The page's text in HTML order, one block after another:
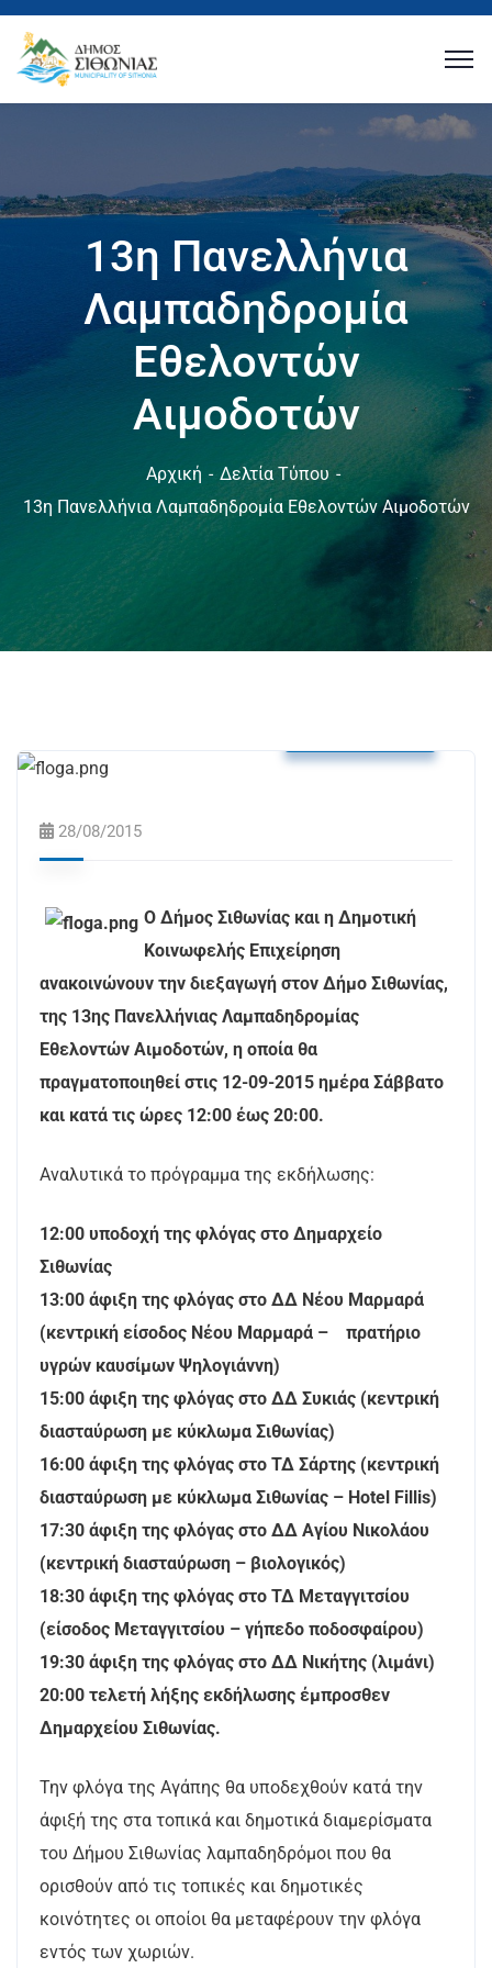
13η Πανελλήνια
Λαμπαδηδρομία
Εθελοντών
Αιμοδοτών
Αρχική
Δελτία Τύπου
13η Πανελλήνια Λαμπαδηδρομία Εθελοντών Αιμοδοτών
28/08/2015
Ο Δήμος Σιθωνίας και η Δημοτική
Κοινωφελής Επιχείρηση
ανακοινώνουν την διεξαγωγή στον Δήμο Σιθωνίας,
της 13ης Πανελλήνιας Λαμπαδηδρομίας
Εθελοντών Αιμοδοτών, η οποία θα
πραγματοποιηθεί στις 12-09-2015 ημέρα Σάββατο
και κατά τις ώρες 12:00 έως 20:00.
Αναλυτικά το πρόγραμμα της εκδήλωσης:
12:00 υποδοχή της φλόγας στο Δημαρχείο
Σιθωνίας
13:00 άφιξη της φλόγας στο ΔΔ Νέου Μαρμαρά
(κεντρική είσοδος Νέου Μαρμαρά – πρατήριο
υγρών καυσίμων Ψηλογιάννη)
15:00 άφιξη της φλόγας στο ΔΔ Συκιάς (κεντρική
διασταύρωση με κύκλωμα Σιθωνίας)
16:00 άφιξη της φλόγας στο ΤΔ Σάρτης (κεντρική
διασταύρωση με κύκλωμα Σιθωνίας – Hotel Fillis)
17:30 άφιξη της φλόγας στο ΔΔ Αγίου Νικολάου
(κεντρική διασταύρωση – βιολογικός)
18:30 άφιξη της φλόγας στο ΤΔ Μεταγγιτσίου
(είσοδος Μεταγγιτσίου – γήπεδο ποδοσφαίρου)
19:30 άφιξη της φλόγας στο ΔΔ Νικήτης (λιμάνι)
20:00 τελετή λήξης εκδήλωσης έμπροσθεν
Δημαρχείου Σιθωνίας.
Την φλόγα της Αγάπης θα υποδεχθούν κατά την
άφιξή της στα τοπικά και δημοτικά διαμερίσματα
του Δήμου Σιθωνίας λαμπαδηδρόμοι που θα
ορισθούν από τις τοπικές και δημοτικές
κοινότητες οι οποίοι θα μεταφέρουν την φλόγα
εντός των χωριών.